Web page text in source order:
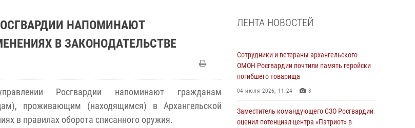
НАПОМИНАЮТ
В ЗАКОНОДАТЕЛЬСТВЕ
Росгвардии напоминают гражданам
проживающим (находящимся) в Архангельской
в правилах оборота списанного оружия.
ЛЕНТА НОВОСТЕЙ
Сотрудники и ветераны архангельского
ОМОН Росгвардии почтили память геройски
погибшего товарища
04 июля 2026, 11:24 3
Заместитель командующего СЗО Росгвардии
оценил потенциал центра «Патриот» в